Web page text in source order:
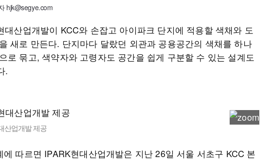
hjk@segye.com
대산업개발이 KCC와 손잡고 아이파크 단지에 적용할 색채와 도
새로 만든다. 단지마다 달랐던 외관과 공용공간의 색채를 하나
로 묶고, 색약자와 고령자도 공간을 쉽게 구분할 수 있는 설계도
.
산업개발 제공
에 따르면 IPARK현대산업개발은 지난 26일 서울 서초구 KCC 본